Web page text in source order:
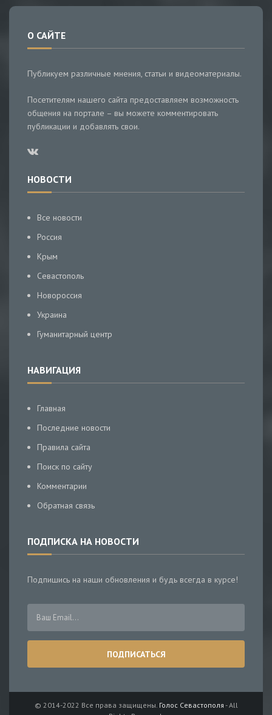
О САЙТЕ
Публикуем различные мнения, статьи и видеоматериалы.
Посетителям нашего сайта предоставляем возможность
общения на портале – вы можете комментировать
публикации и добавлять свои.
НОВОСТИ
Все новости
Россия
Крым
Севастополь
Новороссия
Украина
Гуманитарный центр
НАВИГАЦИЯ
Главная
Последние новости
Правила сайта
Поиск по сайту
Комментарии
Обратная связь
ПОДПИСКА НА НОВОСТИ
Подпишись на наши обновления и будь всегда в курсе!
© 2014-2022 Все права защищены. Голос Севастополя - All